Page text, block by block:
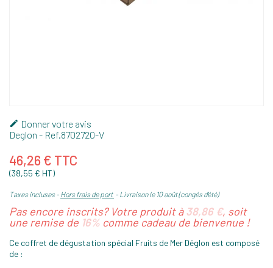
 Donner votre avis
Deglon - Ref. 8702720-V
46,26 € TTC
(38,55 € HT)
Taxes incluses Hors frais de port Livraison le 10 août (congés d'été)
Pas encore inscrits? Votre produit à 38,86 €, soit
une remise de 16% comme cadeau de bienvenue !
Ce coffret de dégustation spécial Fruits de Mer Déglon est composé
de :